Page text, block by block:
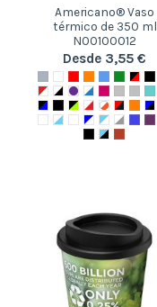
Americano® Vaso
térmico de 350 ml
N00100012
Desde 3,55 €